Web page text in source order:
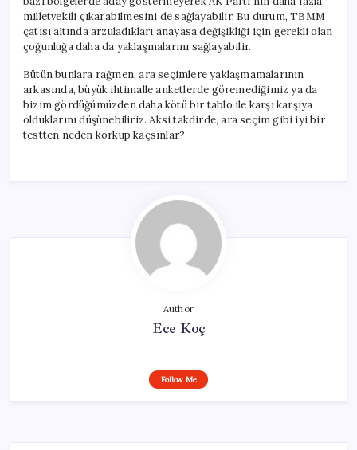
milletvekili çıkarabilmesini de sağlayabilir. Bu durum, TBMM
çatısı altında arzuladıkları anayasa değişikliği için gerekli olan
çoğunluğa daha da yaklaşmalarını sağlayabilir.
Bütün bunlara rağmen, ara seçimlere yaklaşmamalarının
arkasında, büyük ihtimalle anketlerde göremediğimiz ya da
bizim gördüğümüzden daha kötü bir tablo ile karşı karşıya
olduklarını düşünebiliriz. Aksi takdirde, ara seçim gibi iyi bir
testten neden korkup kaçsınlar?
Author
Ece Koç
Follow Me